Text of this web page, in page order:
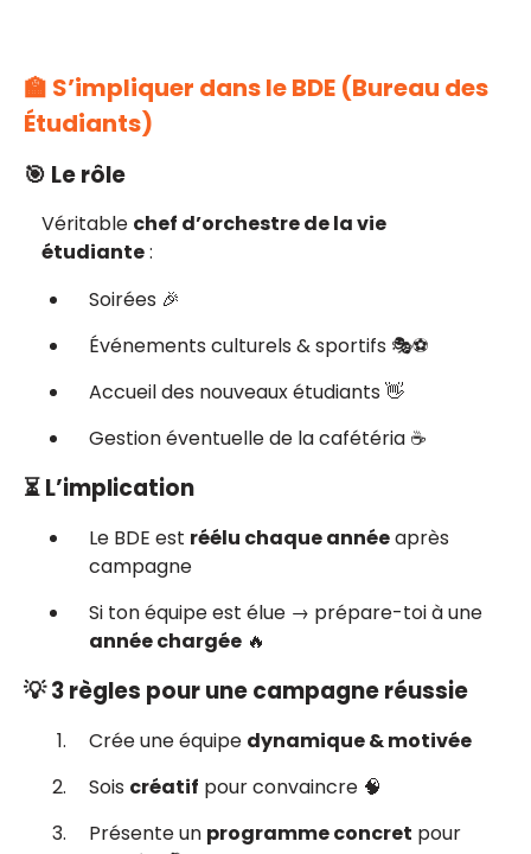
🏫 S’impliquer dans le BDE (Bureau des
Étudiants)
🎯 Le rôle
Véritable chef d’orchestre de la vie
étudiante:
Soirées 🎉
Événements culturels & sportifs 🎭⚽
Accueil des nouveaux étudiants 👋
Gestion éventuelle de la cafétéria ☕
⏳ L’implication
Le BDE est réélu chaque annéeaprès
campagne
Si ton équipe est élue → prépare-toi à une
année chargée 🔥
💡 3 règles pour une campagne réussie
Crée une équipe dynamique & motivée
Sois créatif pour convaincre 🧠
Présente un programme concret pour